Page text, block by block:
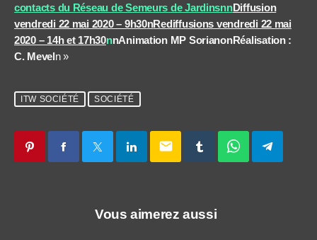
contacts du Réseau de Semeurs de JardinsnnDiffusion
vendredi 22 mai 2020 – 9h30nRediffusions vendredi 22 mai
2020 – 14h et 17h30nnAnimation MP SorianonRéalisation :
C. Meveln »
ITW SOCIÉTÉ SOCIÉTÉ
email
Vous aimerez aussi